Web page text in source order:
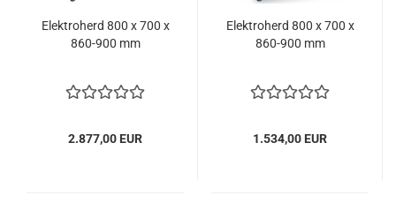
Elektroherd 800 x 700 x
860-900 mm
2.877,00 EUR
Elektroherd 800 x 700 x
860-900 mm
1.534,00 EUR